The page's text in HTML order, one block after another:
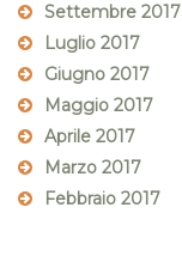
Settembre 2017
Luglio 2017
Giugno 2017
Maggio 2017
Aprile 2017
Marzo 2017
Febbraio 2017